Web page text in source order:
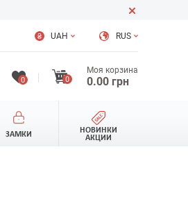
UAH RUS
0 0
Моя корзина
0.00 грн
ЗАМКИ
НОВИНКИ
АКЦИИ